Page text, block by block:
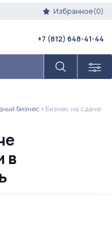
Избранное(0)
+7 (812) 648-41-44
бизнес
Бизнес на сдаче
в